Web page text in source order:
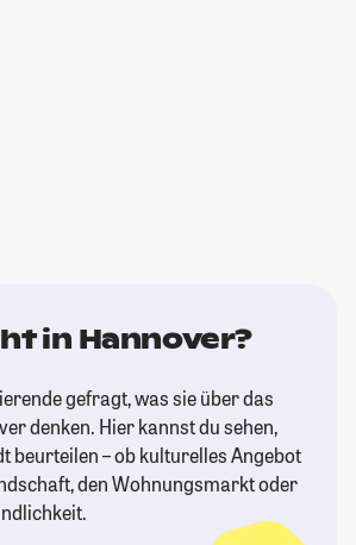
in Hannover?
gefragt, was sie über das
denken. Hier kannst du sehen,
beurteilen – ob kulturelles Angebot
den Wohnungsmarkt oder